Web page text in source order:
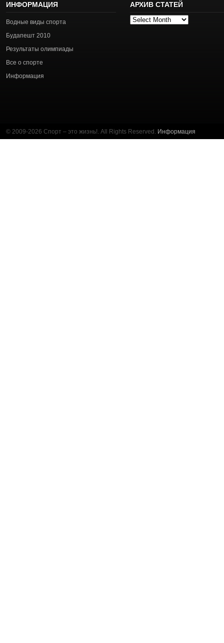
ИНФОРМАЦИЯ
Водные виды спорта
Будапешт 2010
Результаты олимпиады
Все о спорте
Информация
АРХИВ СТАТЕЙ
Архив
© 2009-2026 Спорт – это жизнь!. All Rights Reserved. Информация